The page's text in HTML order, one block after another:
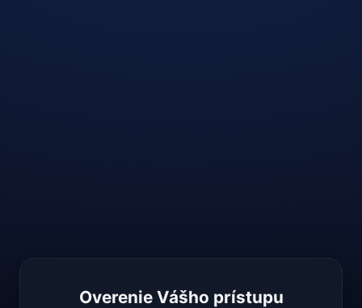
Overenie Vášho prístupu